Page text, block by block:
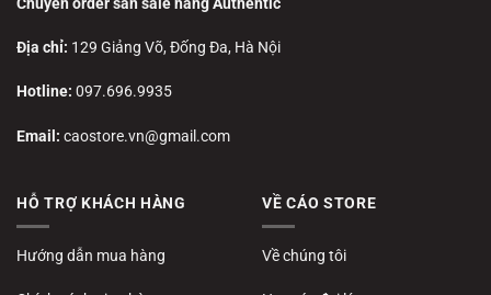
Địa chỉ: 129 Giảng Võ, Đống Đa, Hà Nội
Hotline: 097.696.9935
Email: caostore.vn@gmail.com
HỖ TRỢ KHÁCH HÀNG
Hướng dẫn mua hàng
VỀ CÁO STORE
Về chúng tôi